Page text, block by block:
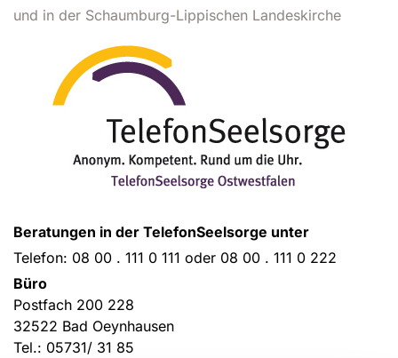
und in der Schaumburg-Lippischen Landeskirche
Beratungen in der TelefonSeelsorge unter
Telefon: 08 00 . 111 0 111 oder 08 00 . 111 0 222
Büro
Postfach 200 228
32522 Bad Oeynhausen
Tel.: 05731/ 31 85